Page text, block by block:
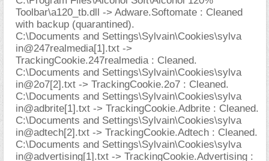
Toolbar\a120_tb.dll -> Adware.Softomate : Cleaned
with backup (quarantined).
C:\Documents and Settings\Sylvain\Cookies\sylva
in@247realmedia[1].txt ->
TrackingCookie.247realmedia : Cleaned.
C:\Documents and Settings\Sylvain\Cookies\sylva
in@2o7[2].txt -> TrackingCookie.2o7 : Cleaned.
C:\Documents and Settings\Sylvain\Cookies\sylva
in@adbrite[1].txt -> TrackingCookie.Adbrite : Cleaned.
C:\Documents and Settings\Sylvain\Cookies\sylva
in@adtech[2].txt -> TrackingCookie.Adtech : Cleaned.
C:\Documents and Settings\Sylvain\Cookies\sylva
in@advertising[1].txt -> TrackingCookie.Advertising :